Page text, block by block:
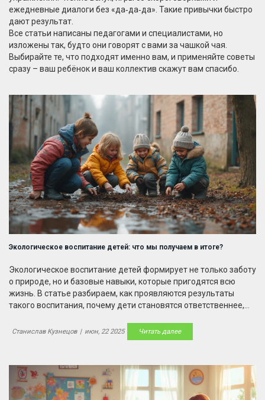
ежедневные диалоги без «да‑да‑да». Такие привычки быстро
дают результат.
Все статьи написаны педагогами и специалистами, но
изложены так, будто они говорят с вами за чашкой чая.
Выбирайте те, что подходят именно вам, и применяйте советы
сразу – ваш ребёнок и ваш коллектив скажут вам спасибо.
Экологическое воспитание детей: что мы получаем в итоге?
Экологическое воспитание детей формирует не только заботу
о природе, но и базовые навыки, которые пригодятся всю
жизнь. В статье разбираем, как проявляются результаты
такого воспитания, почему дети становятся ответственнее,
мелочи могут изменить будущее. Многие родители
удивляются, насколько быстро экологические знания
Станислав Кузнецов | июн, 22 2025 Читать далее